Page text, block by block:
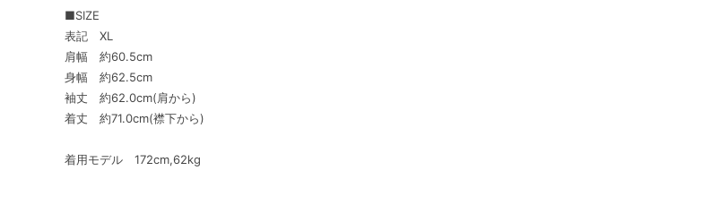
■SIZE
表記 XL
肩幅 約60.5cm
身幅 約62.5cm
袖丈 約62.0cm(肩から)
着丈 約71.0cm(襟下から)
着用モデル 172cm,62kg